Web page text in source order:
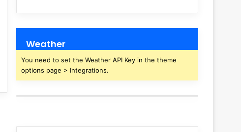
Weather
You need to set the Weather API Key in the theme
options page > Integrations.